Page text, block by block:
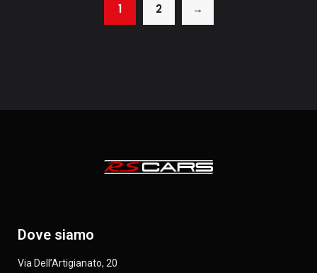
1 2 →
Dove siamo
Via Dell’Artigianato, 20